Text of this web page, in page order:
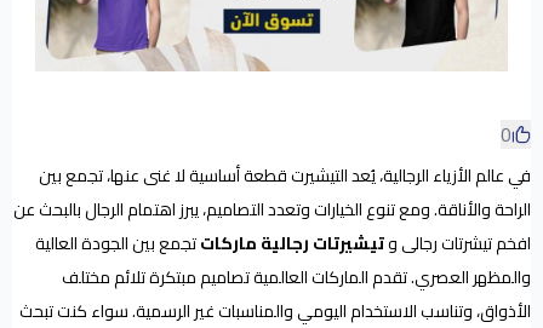
0
في عالم الأزياء الرجالية، يُعد التيشيرت قطعة أساسية لا غنى عنها، تجمع بين
الراحة والأناقة. ومع تنوع الخيارات وتعدد التصاميم، يبرز اهتمام الرجال بالبحث عن
افخم تيشرتات رجالى وتيشيرتات رجالية ماركاتتجمع بين الجودة العالية
والمظهر العصري. تقدم الماركات العالمية تصاميم مبتكرة تلائم مختلف
الأذواق، وتناسب الاستخدام اليومي والمناسبات غير الرسمية. سواء كنت تبحث